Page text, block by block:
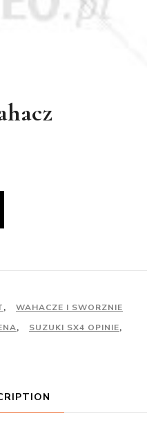
,
WAHACZE I SWORZNIE
, SUZUKI SX4 OPINIE,